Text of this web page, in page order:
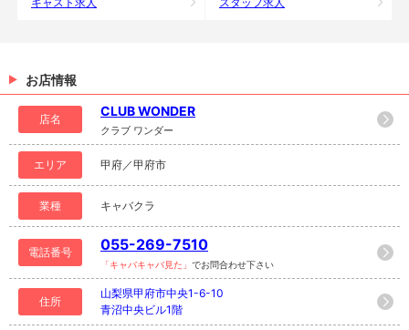
お店情報
店名
CLUB WONDER
クラブ ワンダー
エリア 甲府／甲府市
業種 キャバクラ
電話番号 055-269-7510
「キャバキャバ見た」 でお問合わせ下さい
住所
山梨県甲府市中央1-6-10
青沼中央ビル1階